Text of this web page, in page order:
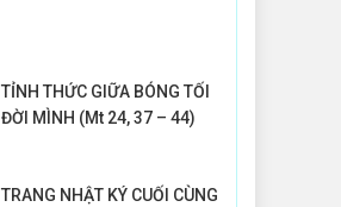
TỈNH THỨC GIỮA BÓNG TỐI
ĐỜI MÌNH (Mt 24, 37 – 44)
TRANG NHẬT KÝ CUỐI CÙNG